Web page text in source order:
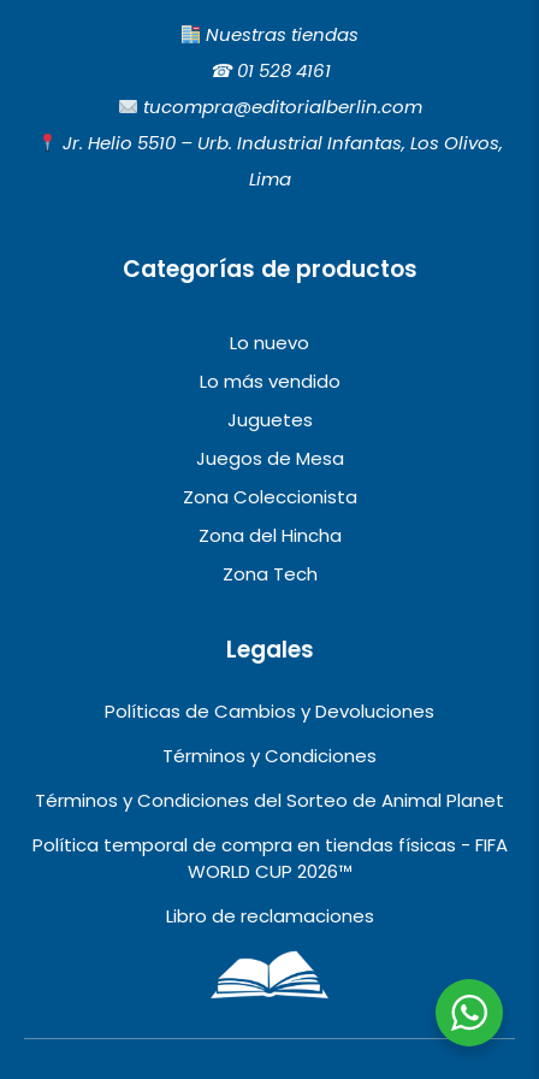
c
b
o
o
s
t
a
g
r
a
u
u
b
e
Nuestras tiendas
☎︎01 528 4161
tucompra@editorialberlin.com
Jr. Helio 5510 – Urb. Industrial Infantas, Los Olivos,
Lima
Categorías de productos
Lo nuevo
Lo más vendido
Juguetes
Juegos de Mesa
Zona Coleccionista
Zona del Hincha
Zona Tech
Legales
Políticas de Cambios y Devoluciones
Términos y Condiciones
Términos y Condiciones del Sorteo de Animal Planet
Política temporal de compra en tiendas físicas - FIFA
WORLD CUP 2026™️
Libro de reclamaciones